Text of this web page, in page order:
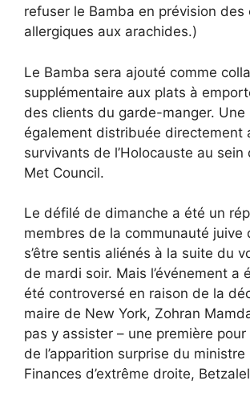
refuser le Bamba en prévision des
allergiques aux arachides.)
Le Bamba sera ajouté comme
supplémentaire aux plats à
des clients du garde-manger. Une
également distribuée directement
survivants de l’Holocauste au sein
Met Council.
Le défilé de dimanche a été un
membres de la communauté juive
s’être sentis aliénés à la suite du
de mardi soir. Mais l’événement a
été controversé en raison de la
maire de New York, Zohran
pas y assister – une première
de l’apparition surprise du
Finances d’extrême droite,